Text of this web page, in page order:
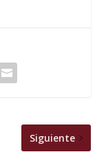
Siguiente